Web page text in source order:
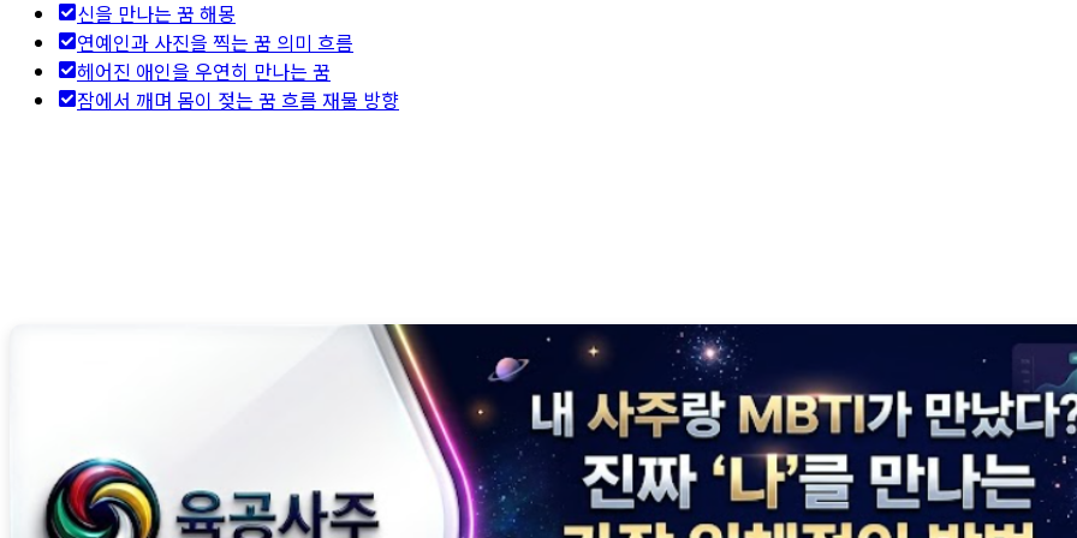
신을 만나는 꿈 해몽
연예인과 사진을 찍는 꿈 의미 흐름
헤어진 애인을 우연히 만나는 꿈
잠에서 깨며 몸이 젖는 꿈 흐름 재물 방향